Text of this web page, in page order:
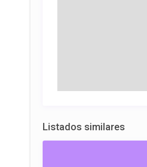
Listados similares